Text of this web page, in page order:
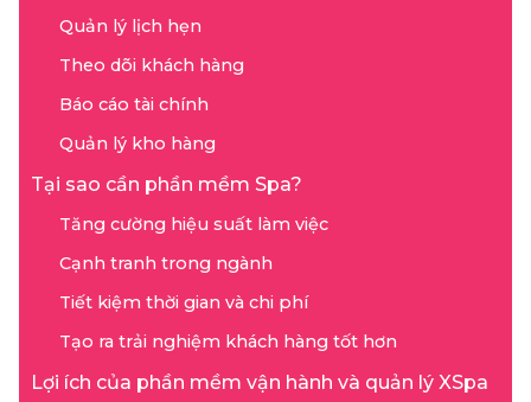
Quản lý lịch hẹn
Theo dõi khách hàng
Báo cáo tài chính
Quản lý kho hàng
Tại sao cần phần mềm Spa?
Tăng cường hiệu suất làm việc
Cạnh tranh trong ngành
Tiết kiệm thời gian và chi phí
Tạo ra trải nghiệm khách hàng tốt hơn
Lợi ích của phần mềm vận hành và quản lý XSpa